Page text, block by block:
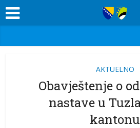
AKTUELNO
Obavještenje o
nastave u
kantonu